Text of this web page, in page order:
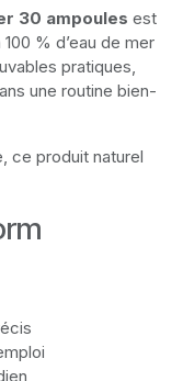
30 ampoules est
% d’eau de mer
pratiques,
une routine bien-
ce produit naturel